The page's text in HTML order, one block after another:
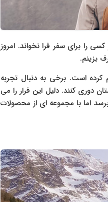
برای سفر فرا نخواند. امروز
بزینم.
است. برخی به دنبال تجربه
دوری کنند. دلیل این فرار را می
اما با مجموعه ای از محصولات